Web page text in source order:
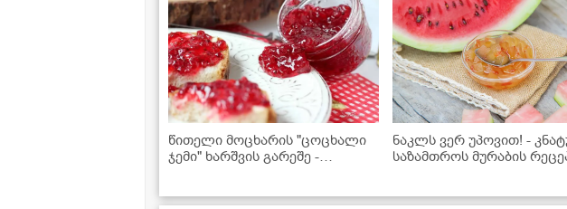
წითელი მოცხარის "ცოცხალი
ჯემი" ხარშვის გარეშე -
ნაკლს ვერ უპოვით! -
საზამთროს მურაბის